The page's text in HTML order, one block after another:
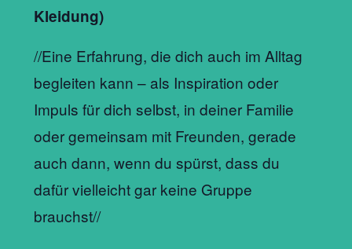
Kleidung)
//Eine Erfahrung, die dich auch im Alltag
begleiten kann – als Inspiration oder
Impuls für dich selbst, in deiner Familie
oder gemeinsam mit Freunden, gerade
auch dann, wenn du spürst, dass du
dafür vielleicht gar keine Gruppe
brauchst//